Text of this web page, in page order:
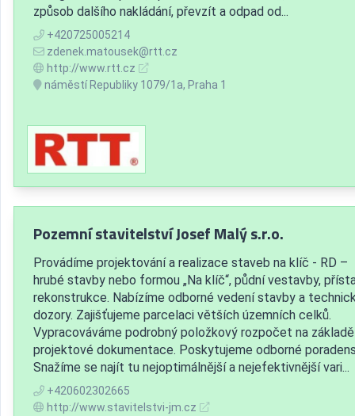
způsob dalšího nakládání, převzít a odpad od...
+420725005214
zdenek.matousek@rtt.cz
http://www.rtt.cz
náměstí Republiky 1079/1a, Praha 1
Pozemní stavitelství Josef Malý s.r.o.
Provádíme projektování a realizace staveb na klíč - RD –
hrubé stavby nebo formou „Na klíč“, půdní vestavby,
rekonstrukce. Nabízíme odborné vedení stavby a
dozory. Zajišťujeme parcelaci větších územních celků.
Vypracováváme podrobný položkový rozpočet na základě
projektové dokumentace. Poskytujeme odborné
Snažíme se najít tu nejoptimálnější a nejefektivnější vari...
+420602302665
http://www.stavitelstvi-jm.cz